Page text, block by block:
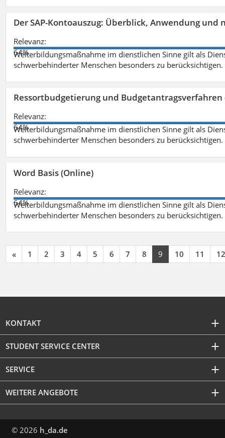
Der SAP-Kontoauszug: Überblick, Anwendung
Relevanz:
64%
Weiterbildungsmaßnahme im dienstlichen Sinne gilt als
schwerbehinderter Menschen besonders zu berücksichtigen.
Ressortbudgetierung und Budgetantragsverfahren
Relevanz:
64%
Weiterbildungsmaßnahme im dienstlichen Sinne gilt als
schwerbehinderter Menschen besonders zu berücksichtigen.
Word Basis (Online)
Relevanz:
64%
Weiterbildungsmaßnahme im dienstlichen Sinne gilt als
schwerbehinderter Menschen besonders zu berücksichtigen.
« 1 2 3 4 5 6 7 8 9 10 11 12
KONTAKT
STUDENT SERVICE CENTER
SERVICE
WEITERE ANGEBOTE
© 2026 h_da.de